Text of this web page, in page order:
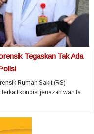
Tegaskan Tak Ada
Rumah Sakit (RS)
kondisi jenazah wanita